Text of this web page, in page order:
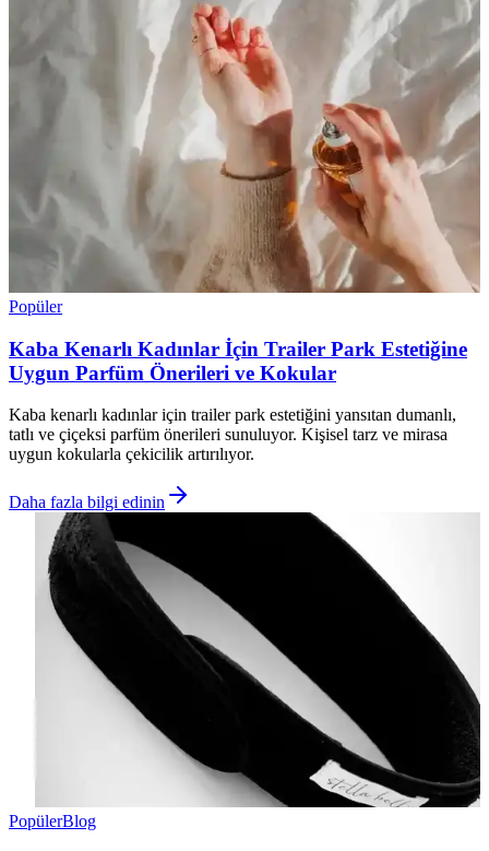
Popüler
Kaba Kenarlı Kadınlar İçin Trailer Park Estetiğine
Uygun Parfüm Önerileri ve Kokular
Kaba kenarlı kadınlar için trailer park estetiğini yansıtan dumanlı,
tatlı ve çiçeksi parfüm önerileri sunuluyor. Kişisel tarz ve mirasa
uygun kokularla çekicilik artırılıyor.
Daha fazla bilgi edinin
PopülerBlog